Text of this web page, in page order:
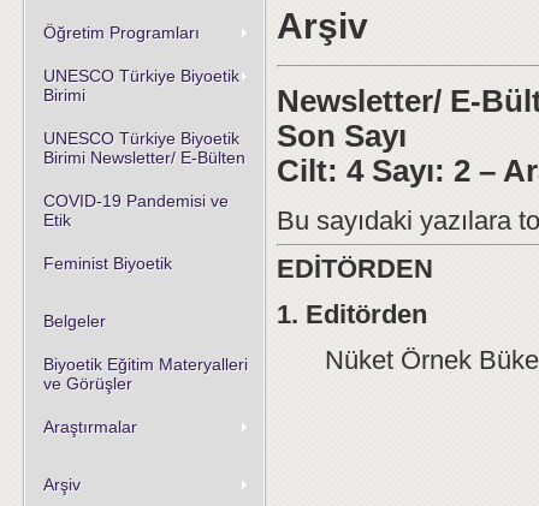
Öğretim Programları
UNESCO Türkiye Biyoetik
Birimi
UNESCO Türkiye Biyoetik
Birimi Newsletter/ E-Bülten
COVID-19 Pandemisi ve
Etik
Feminist Biyoetik
Belgeler
Biyoetik Eğitim Materyalleri
ve Görüşler
Araştırmalar
Arşiv
Arşiv
Newsletter/ E-
Son Sayı
Cilt: 4 Sayı: 2 –
Bu sayıdaki yazılara
EDİTÖRDEN
1. Editörden
Nüket Örnek